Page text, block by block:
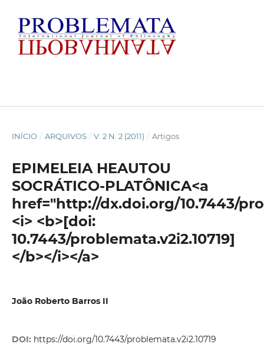
INÍCIO / ARQUIVOS / V. 2 N. 2 (2011) / Artigos
EPIMELEIA HEAUTOU
SOCRÁTICO-PLATÔNICA<a
href="http://dx.doi.org/10.7443/
<i> <b>[doi:
10.7443/problemata.v2i2.10719]
</b></i></a>
João Roberto Barros II
DOI: https://doi.org/10.7443/problemata.v2i2.10719